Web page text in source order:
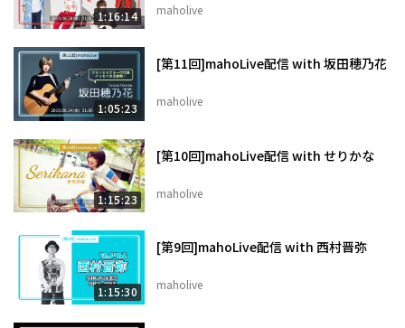
1:16:14 maholive
1:05:23
[第11回]mahoLive配信 with 坂田穂乃花
maholive
1:15:23
[第10回]mahoLive配信 with せりかな
maholive
1:15:30
[第9回]mahoLive配信 with 西村晋弥
maholive